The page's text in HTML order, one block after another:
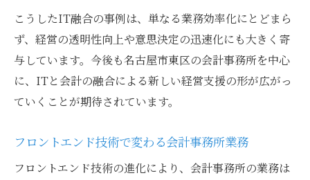
名古屋市東区の会計事務所が実践する工夫
経営者に寄り添う会計事務所のサポート事
例
クラウド会計で変わる日々の業務改善法
会計事務所活用で加速するクラウド会計導
フロントエンドが支える業務改善の実際
クラウド会計対応の会計事務所の選び方
こうしたIT融合の事例は、単なる業務効率化にとどまら
ず、経営の透明性向上や意思決定の迅速化にも大きく寄
与しています。今後も名古屋市東区の会計事務所を中心
に、ITと会計の融合による新しい経営支援の形が広がっ
ていくことが期待されています。
フロントエンド技術で変わる会計事務所業務
フロントエンド技術の進化により、会計事務所の業務は